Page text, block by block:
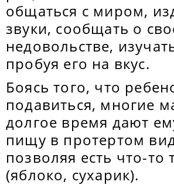
общаться с миром,
звуки, сообщать о
недовольстве,
пробуя его на вкус.
Боясь того, что
подавиться, многие
долгое время дают
пищу в протертом
позволяя есть что-то
(яблоко, сухарик).